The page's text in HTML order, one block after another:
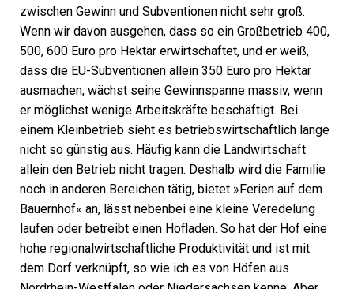
zwischen ­Gewinn und Subventionen nicht sehr groß.
Wenn wir davon ausgehen, dass so ein Großbetrieb 400,
500, 600 Euro pro ­Hektar ­erwirtschaftet, und er weiß,
dass die EU-Subventionen allein 350 Euro pro Hektar
ausmachen, wächst seine Gewinnspanne massiv, wenn
er möglichst wenige Arbeitskräfte beschäftigt. Bei
einem Kleinbetrieb sieht es betriebswirtschaftlich lange
nicht so günstig aus. Häufig kann die Landwirtschaft
allein den Betrieb nicht tragen. Deshalb wird die Familie
noch in anderen Bereichen tätig, bietet »Ferien auf dem
Bauernhof« an, lässt nebenbei eine kleine Veredelung
laufen oder betreibt einen Hofladen. So hat der Hof eine
hohe regionalwirtschaftliche Produktivität und ist mit
dem Dorf verknüpft, so wie ich es von Höfen aus